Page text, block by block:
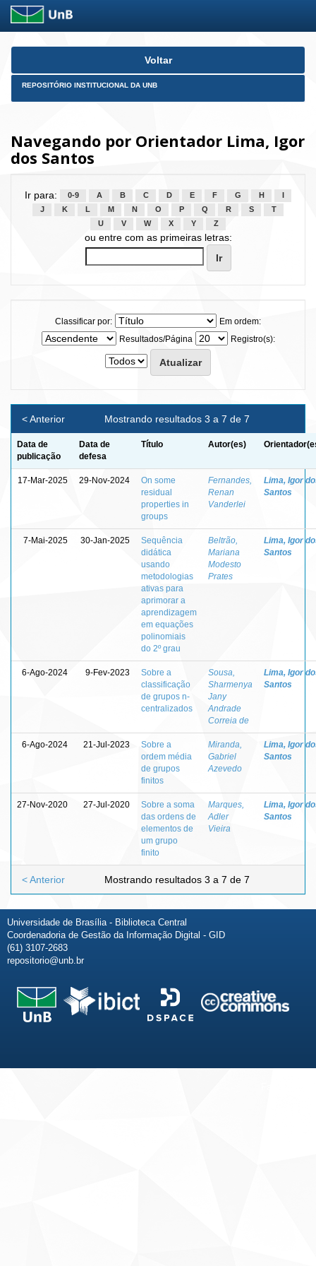
Skip
Voltar
REPOSITÓRIO INSTITUCIONAL DA UNB
Navegando por Orientador Lima, Igor
dos Santos
Ir para: 0-9 A B C D E F G H
J
K L M N O P Q R S
T
U
V W X Y Z
ou entre com as primeiras letras:
Classificar por:
Em ordem:
Resultados/Página
Registro(s):
Mostrando resultados 3 a 7 de 7
< Anterior
Data de
publicação
Data de
defesa
Título Autor(es)
17-Mar-2025 29-Nov-2024
On some
residual
properties in
groups
Fernandes,
Renan
Vanderlei
Lima, Igor
Santos
7-Mai-2025 30-Jan-2025
Sequência
didática
usando
metodologias
ativas para
aprimorar a
aprendizagem
em equações
polinomiais
do 2º grau
Beltrão,
Mariana
Modesto
Prates
Lima, Igor
Santos
6-Ago-2024 9-Fev-2023
Sobre a
classificação
de grupos n-
centralizados
Sousa,
Sharmenya
Jany
Andrade
Correia de
Lima, Igor
Santos
6-Ago-2024 21-Jul-2023
Sobre a
ordem média
de grupos
finitos
Miranda,
Gabriel
Azevedo
Lima, Igor
Santos
27-Nov-2020 27-Jul-2020
Sobre a soma
das ordens de
elementos de
um grupo
finito
Marques,
Adler
Vieira
Lima, Igor
Santos
Mostrando resultados 3 a 7 de 7
< Anterior
Universidade de Brasília - Biblioteca Central
Coordenadoria de Gestão da Informação Digital - GID
(61) 3107-2683
repositorio@unb.br